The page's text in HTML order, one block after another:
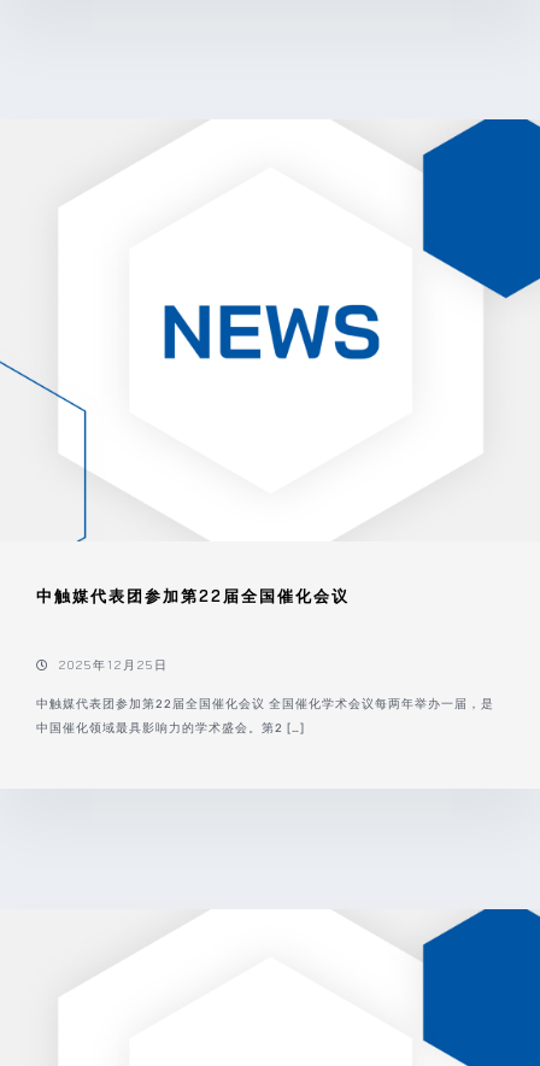
中触媒代表团参加第22届全国催化会议
2025年12月25日
中触媒代表团参加第22届全国催化会议 全国催化学术会议每两年举办一届，是
中国催化领域最具影响力的学术盛会。第2 […]